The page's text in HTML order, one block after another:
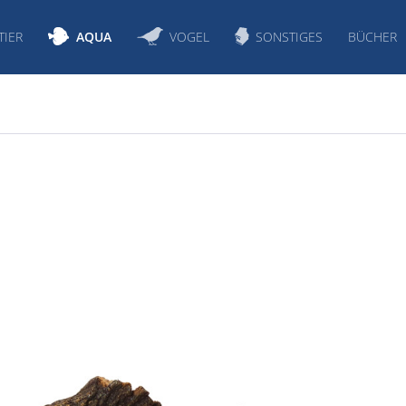
AQUA VOGEL SONSTIGES BÜCHER